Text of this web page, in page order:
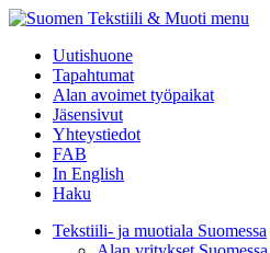
menu
Uutishuone
Tapahtumat
Alan avoimet työpaikat
Jäsensivut
Yhteystiedot
FAB
In English
Haku
Tekstiili- ja muotiala Suomessa